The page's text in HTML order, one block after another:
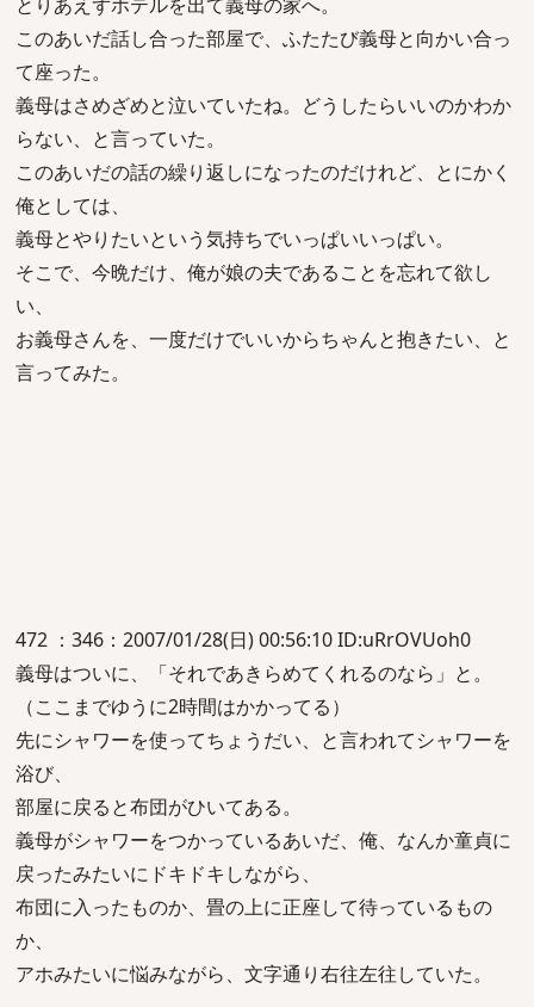
このあいだ話し合った部屋で、ふたたび義母と向かい合っ
て座った。
義母はさめざめと泣いていたね。どうしたらいいのかわか
らない、と言っていた。
このあいだの話の繰り返しになったのだけれど、とにかく
俺としては、
義母とやりたいという気持ちでいっぱいいっぱい。
そこで、今晩だけ、俺が娘の夫であることを忘れて欲し
い、
お義母さんを、一度だけでいいからちゃんと抱きたい、と
言ってみた。
472 ：346：2007/01/28(日) 00:56:10 ID:uRrOVUoh0
義母はついに、「それであきらめてくれるのなら」と。
（ここまでゆうに2時間はかかってる）
先にシャワーを使ってちょうだい、と言われてシャワーを
浴び、
部屋に戻ると布団がひいてある。
義母がシャワーをつかっているあいだ、俺、なんか童貞に
戻ったみたいにドキドキしながら、
布団に入ったものか、畳の上に正座して待っているもの
か、
アホみたいに悩みながら、文字通り右往左往していた。